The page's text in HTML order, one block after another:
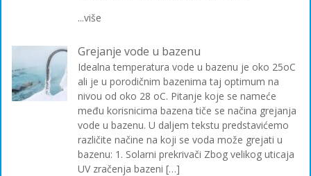
...više
Grejanje vode u bazenu
Idealna temperatura vode u bazenu je oko 25oC
ali je u porodičnim bazenima taj optimum na
nivou od oko 28 oC. Pitanje koje se nameće
među korisnicima bazena tiče se načina grejanja
vode u bazenu. U daljem tekstu predstavićemo
različite načine na koji se voda može grejati u
bazenu: 1. Solarni prekrivači Zbog velikog uticaja
UV zračenja bazeni […]